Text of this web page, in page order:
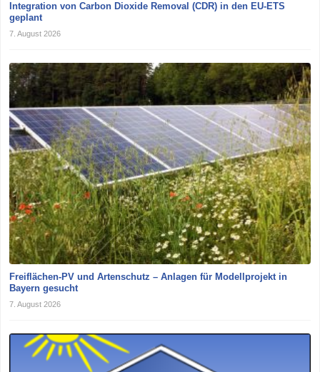
Integration von Carbon Dioxide Removal (CDR) in den EU-ETS
geplant
7. August 2026
Freiflächen-PV und Artenschutz – Anlagen für Modellprojekt in
Bayern gesucht
7. August 2026